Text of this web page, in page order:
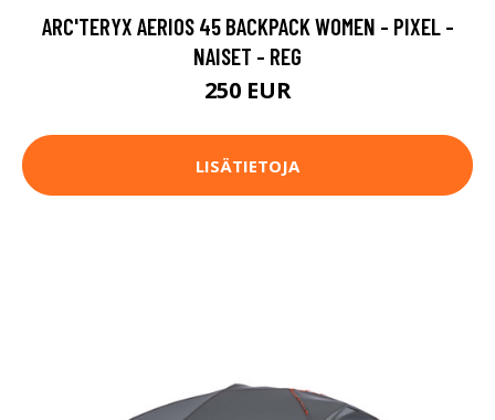
ARC'TERYX AERIOS 45 BACKPACK WOMEN - PIXEL -
NAISET - REG
250 EUR
LISÄTIETOJA